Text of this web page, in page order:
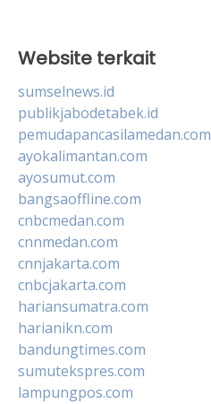
Website terkait
sumselnews.id
publikjabodetabek.id
pemudapancasilamedan.com
ayokalimantan.com
ayosumut.com
bangsaoffline.com
cnbcmedan.com
cnnmedan.com
cnnjakarta.com
cnbcjakarta.com
hariansumatra.com
harianikn.com
bandungtimes.com
sumutekspres.com
lampungpos.com